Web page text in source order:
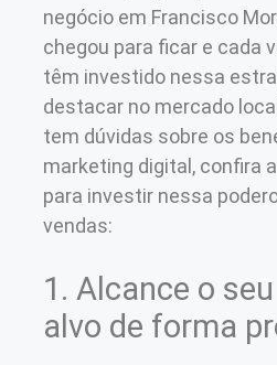
negócio em Francisco
chegou para ficar e cada
têm investido nessa
destacar no mercado
tem dúvidas sobre os
marketing digital, confira
para investir nessa
vendas:
1. Alcance o
alvo de forma